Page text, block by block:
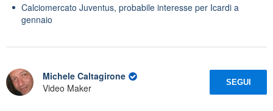
Calciomercato Juventus, probabile interesse per Icardi a
gennaio
Michele Caltagirone
Video Maker
SEGUI